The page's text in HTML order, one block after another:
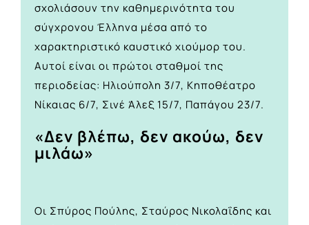
σχολιάσουν την καθημερινότητα του
σύγχρονου Έλληνα μέσα από το
χαρακτηριστικό καυστικό χιούμορ του.
Αυτοί είναι οι πρώτοι σταθμοί της
περιοδείας: Ηλιούπολη 3/7, Κηποθέατρο
Νίκαιας 6/7, Σινέ Άλεξ 15/7, Παπάγου 23/7.
«Δεν βλέπω, δεν ακούω, δεν
μιλάω»
Οι Σπύρος Πούλης, Σταύρος Νικολαΐδης και